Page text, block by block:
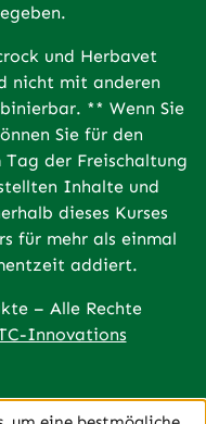
und Herbavet
nicht mit anderen
** Wenn Sie
Sie für den
der Freischaltung
Inhalte und
dieses Kurses
für mehr als einmal
addiert.
– Alle Rechte
Innovations